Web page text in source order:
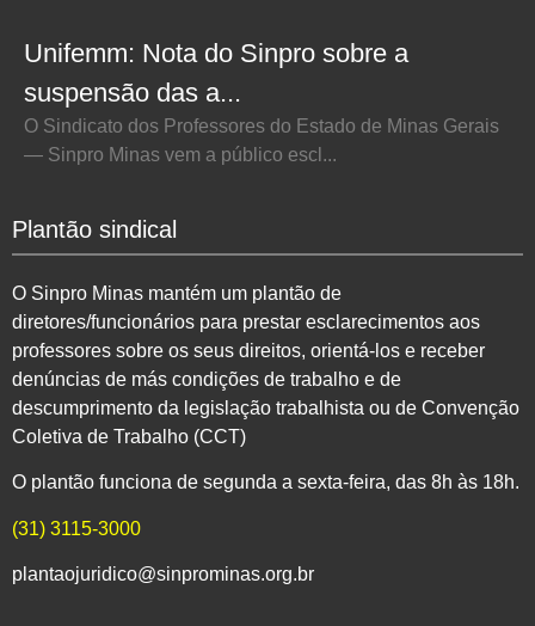
Unifemm: Nota do Sinpro sobre a
suspensão das a...
O Sindicato dos Professores do Estado de Minas Gerais
— Sinpro Minas vem a público escl...
Plantão sindical
O Sinpro Minas mantém um plantão de
diretores/funcionários para prestar esclarecimentos aos
professores sobre os seus direitos, orientá-los e receber
denúncias de más condições de trabalho e de
descumprimento da legislação trabalhista ou de Convenção
Coletiva de Trabalho (CCT)
O plantão funciona de segunda a sexta-feira, das 8h às 18h.
(31) 3115-3000
plantaojuridico@sinprominas.org.br